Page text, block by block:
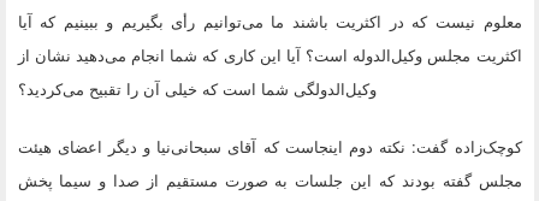
معلوم نیست که در اکثریت باشند ما می‌توانیم رأی بگیریم و ببینیم که آیا
اکثریت مجلس وکیل‌الدوله است؟ آیا این کاری که شما انجام می‌دهید نشان از
وکیل‌الدولگی شما است که خیلی آن را تقبیح می‌کردید؟
کوچک‌زاده گفت: نکته دوم اینجاست که آقای سبحانی‌نیا و دیگر اعضای هیئت
مجلس گفته بودند که این جلسات به صورت مستقیم از صدا و سیما پخش